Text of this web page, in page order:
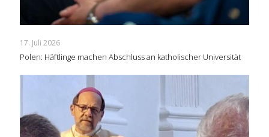
17. Juli 2026
Polen: Häftlinge machen Abschluss an katholischer Universität